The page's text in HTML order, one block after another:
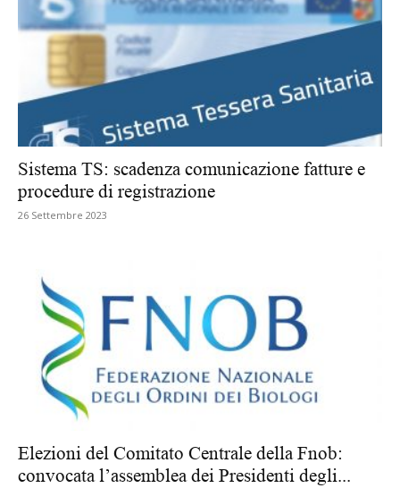
Sistema TS: scadenza comunicazione fatture e
procedure di registrazione
26 Settembre 2023
Elezioni del Comitato Centrale della Fnob:
convocata l’assemblea dei Presidenti degli...